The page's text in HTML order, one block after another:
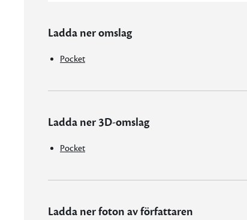
Ladda ner omslag
Pocket
Ladda ner 3D-omslag
Pocket
Ladda ner foton av författaren